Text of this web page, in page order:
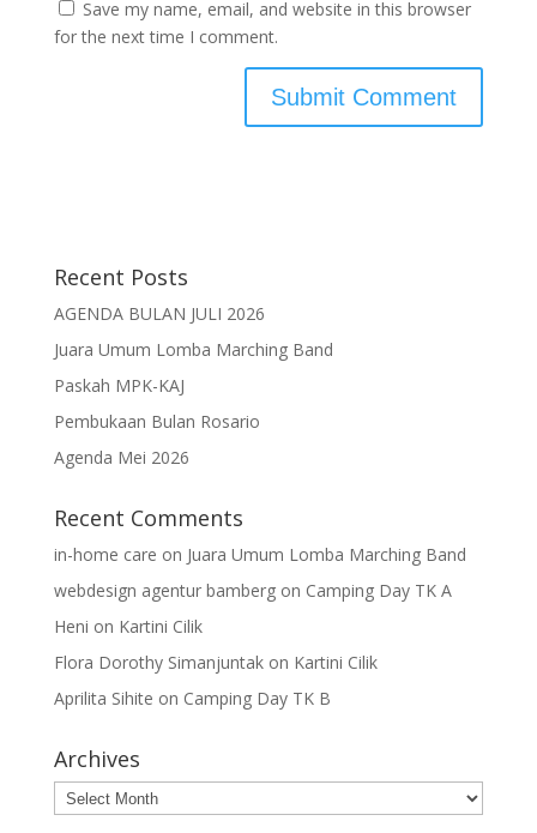
Save my name, email, and website in this browser
for the next time I comment.
Recent Posts
AGENDA BULAN JULI 2026
Juara Umum Lomba Marching Band
Paskah MPK-KAJ
Pembukaan Bulan Rosario
Agenda Mei 2026
Recent Comments
in-home care on Juara Umum Lomba Marching Band
webdesign agentur bambergon Camping Day TK A
Heni on Kartini Cilik
Flora Dorothy Simanjuntakon Kartini Cilik
Aprilita Sihite on Camping Day TK B
Archives
Archives